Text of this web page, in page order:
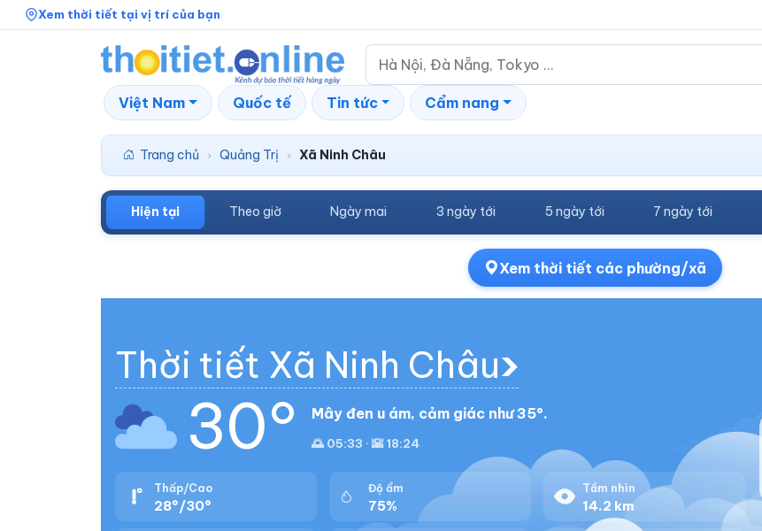
Xem thời tiết tại vị trí của bạn
Việt Nam Quốc tế Tin tức Cẩm nang
Trang chủ › Quảng Trị › Xã Ninh Châu
Hiện tại Theo giờ Ngày mai 3 ngày tới 5 ngày tới 7 ngày tới
Xem thời tiết các phường/xã
Thời tiết Xã Ninh Châu
30° Mây đen u ám, cảm giác như 35°.
🌅 05:33 · 🌇 18:24
Thấp/Cao
28°/30°
Độ ẩm
75%
Tầm nhìn
14.2 km